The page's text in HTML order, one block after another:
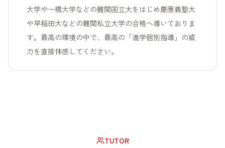
大学や一橋大学などの難関国立大をはじめ慶應義塾大
や早稲田大などの難関私立大学の合格へ導いておりま
す。最高の環境の中で、最高の「進学個別指導」の威
力を直接体感してください。
TUTOR